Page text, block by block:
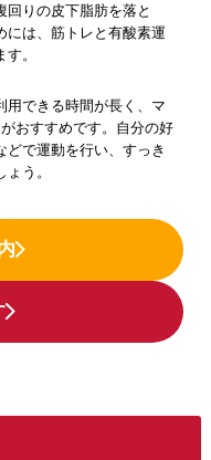
回りの皮下脂肪を落と
には、筋トレと有酸素運
。
用できる時間が長く、マ
おすすめです。自分の好
どで運動を行い、すっき
う。